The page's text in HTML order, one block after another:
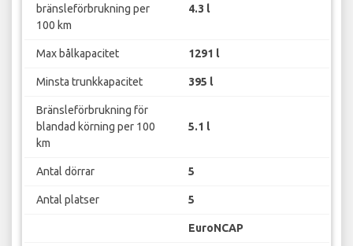
bränsleförbrukning per
100 km
4.3 l
Max bålkapacitet 1291 l
Minsta trunkkapacitet 395 l
Bränsleförbrukning för
blandad körning per 100
km
5.1 l
Antal dörrar 5
Antal platser 5
EuroNCAP